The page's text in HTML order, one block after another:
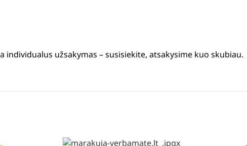
individualus užsakymas – susisiekite, atsakysime kuo skubiau.